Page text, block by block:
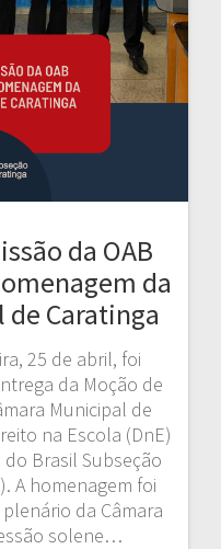
da OAB
da
Caratinga
25 de abril, foi
da Moção de
Municipal de
na Escola (DnE)
Brasil Subseção
A homenagem foi
da Câmara
solene…